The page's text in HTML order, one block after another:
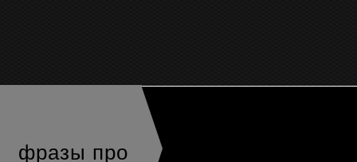
фразы про